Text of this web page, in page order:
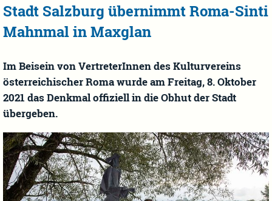
Stadt Salzburg übernimmt Roma-Sinti
Mahnmal in Maxglan
Im Beisein von VertreterInnen des Kulturvereins
österreichischer Roma wurde am Freitag, 8. Oktober
2021 das Denkmal offiziell in die Obhut der Stadt
übergeben.